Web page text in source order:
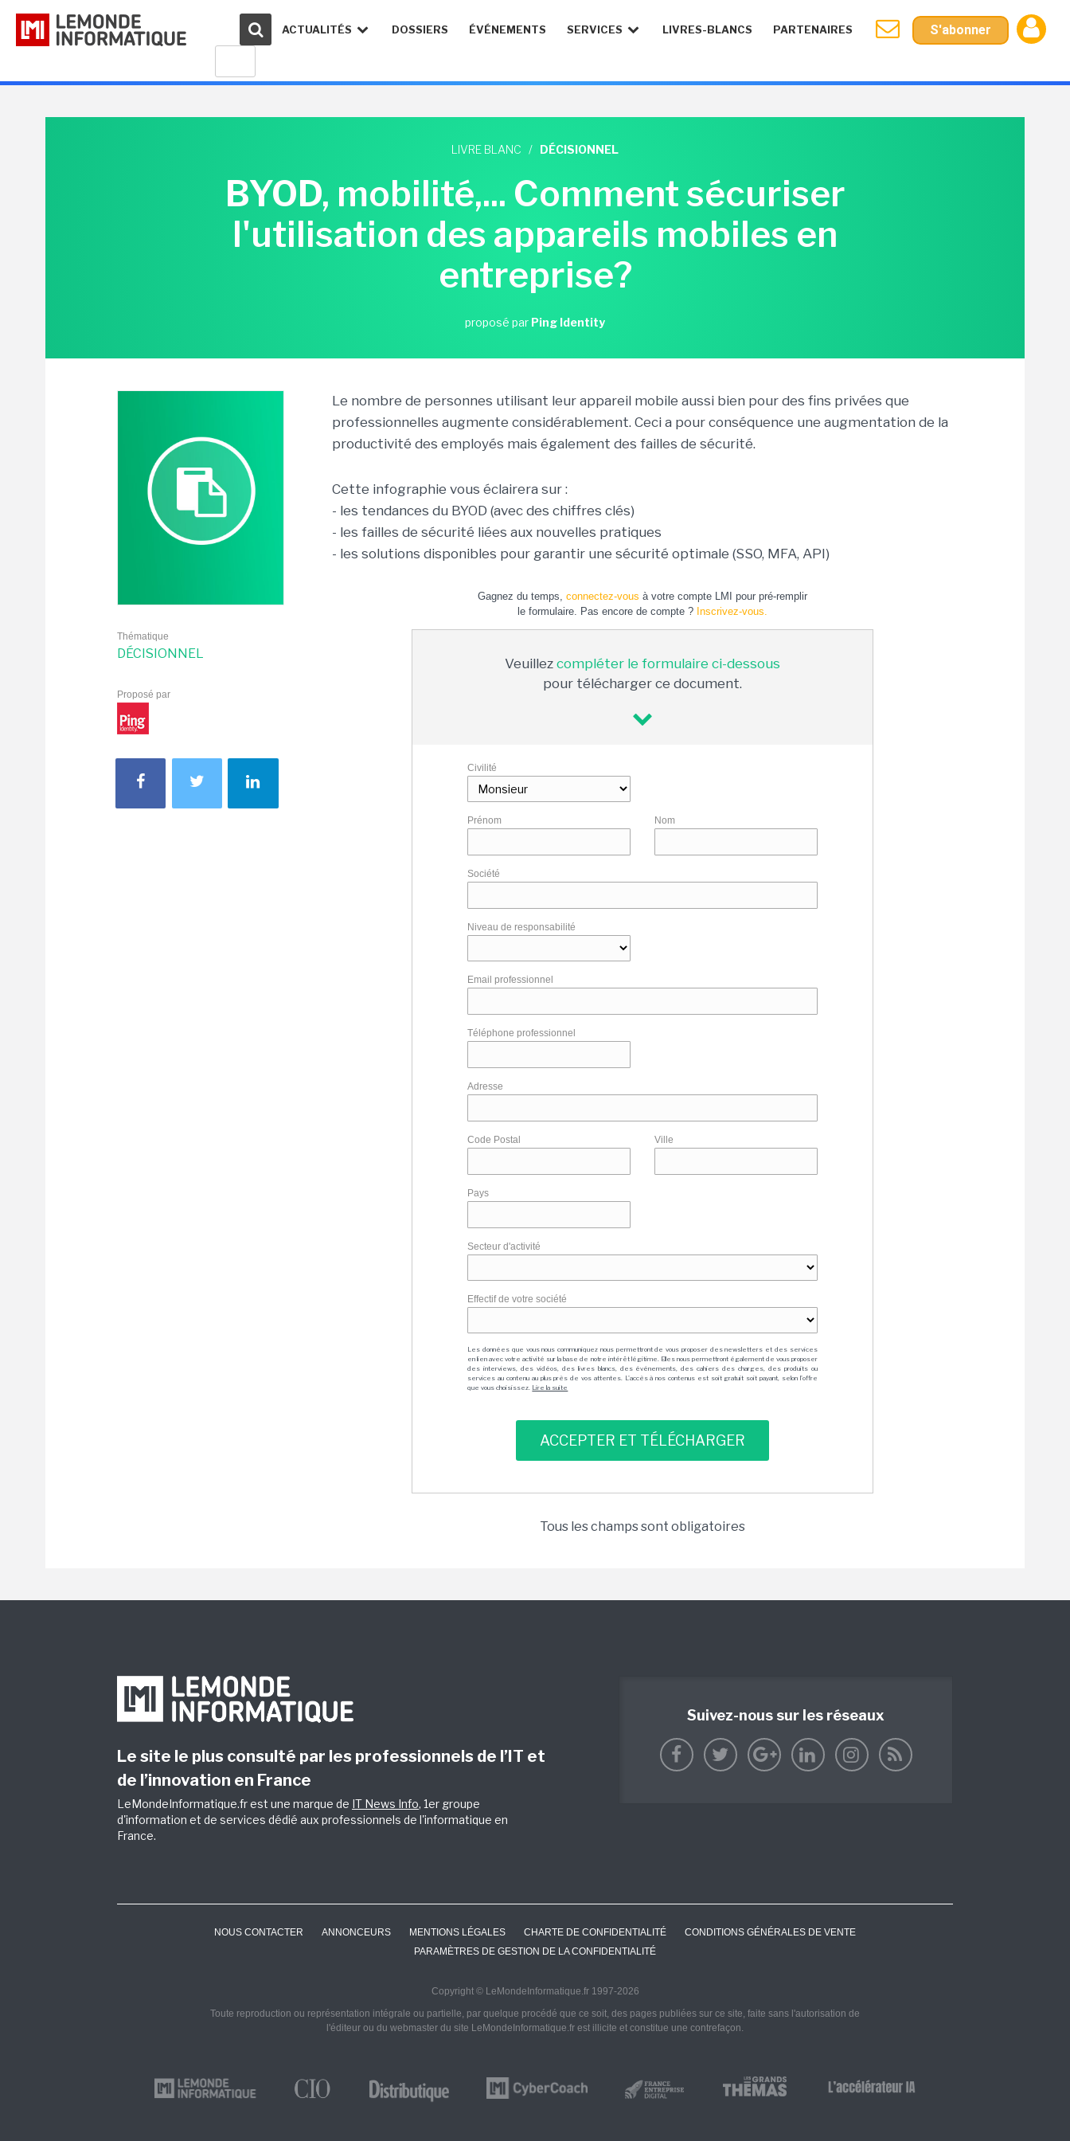
ACTUALITÉS DOSSIERS ÉVÉNEMENTS SERVICES LIVRES-BLANCS PARTENAIRES S'abonner
LIVRE BLANC / DÉCISIONNEL
BYOD, mobilité,... Comment sécuriser
l'utilisation des appareils mobiles en
entreprise?
proposé par Ping Identity
Thématique
DÉCISIONNEL
Proposé par
Le nombre de personnes utilisant leur appareil mobile aussi bien pour des fins privées que
professionnelles augmente considérablement. Ceci a pour conséquence une augmentation de la
productivité des employés mais également des failles de sécurité.
Cette infographie vous éclairera sur :
- les tendances du BYOD (avec des chiffres clés)
- les failles de sécurité liées aux nouvelles pratiques
- les solutions disponibles pour garantir une sécurité optimale (SSO, MFA, API)
Gagnez du temps, connectez-vous à votre compte LMI pour pré-remplir
le formulaire. Pas encore de compte ? Inscrivez-vous.
Veuillez compléter le formulaire ci-dessous
pour télécharger ce document.
Civilité
Prénom Nom
Société
Niveau de responsabilité
Email professionnel
Téléphone professionnel
Adresse
Code Postal Ville
Pays
Secteur d'activité
Effectif de votre société
Les données que vous nous communiquez nous permettront de vous proposer des newsletters et des services
en lien avec votre activité sur la base de notre intérêt légitime. Elles nous permettront également de vous proposer
des interviews, des vidéos, des livres blancs, des événements, des cahiers des charges, des produits ou
services au contenu au plus près de vos attentes. L'accès à nos contenus est soit gratuit soit payant, selon l'offre
que vous choisissez. Lire la suite
Tous les champs sont obligatoires
Le site le plus consulté par les professionnels de l’IT et
de l’innovation en France
LeMondeInformatique.fr est une marque de IT News Info, 1er groupe
d'information et de services dédié aux professionnels de l'informatique en
France.
Suivez-nous sur les réseaux
NOUS CONTACTER ANNONCEURS MENTIONS LÉGALES CHARTE DE CONFIDENTIALITÉ
CONDITIONS GÉNÉRALES DE VENTE
PARAMÈTRES DE GESTION DE LA CONFIDENTIALITÉ
Copyright © LeMondeInformatique.fr 1997-2026
Toute reproduction ou représentation intégrale ou partielle, par quelque procédé que ce soit, des pages publiées sur ce site, faite sans l'autorisation de
l'éditeur ou du webmaster du site LeMondeInformatique.fr est illicite et constitue une contrefaçon.